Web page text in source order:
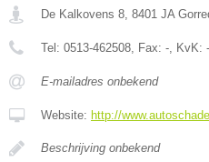
De Kalkovens 8, 8401 JA
Tel: 0513-462508, Fax: -, KvK: -
E-mailadres onbekend
Website: http://
Beschrijving onbekend